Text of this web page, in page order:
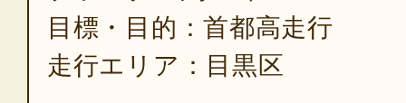
目標・目的：首都高走行
走行エリア：目黒区